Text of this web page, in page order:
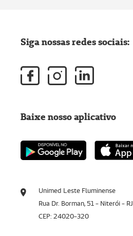
Unimed Leste Fluminense
Rua Dr. Borman, 51 - Niterói - RJ
CEP: 24020-320
Siga nossas redes sociais:
Baixe nosso aplicativo